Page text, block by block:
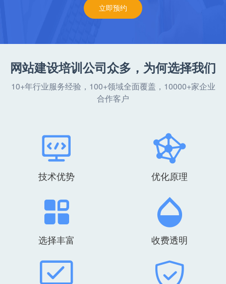
立即预约
网站建设培训公司众多，为何选择我们
10+年行业服务经验，100+领域全面覆盖，10000+家企业
合作客户
技术优势 优化原理
选择丰富 收费透明